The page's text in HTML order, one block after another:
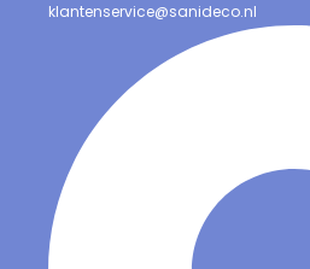
klantenservice@sanideco.nl